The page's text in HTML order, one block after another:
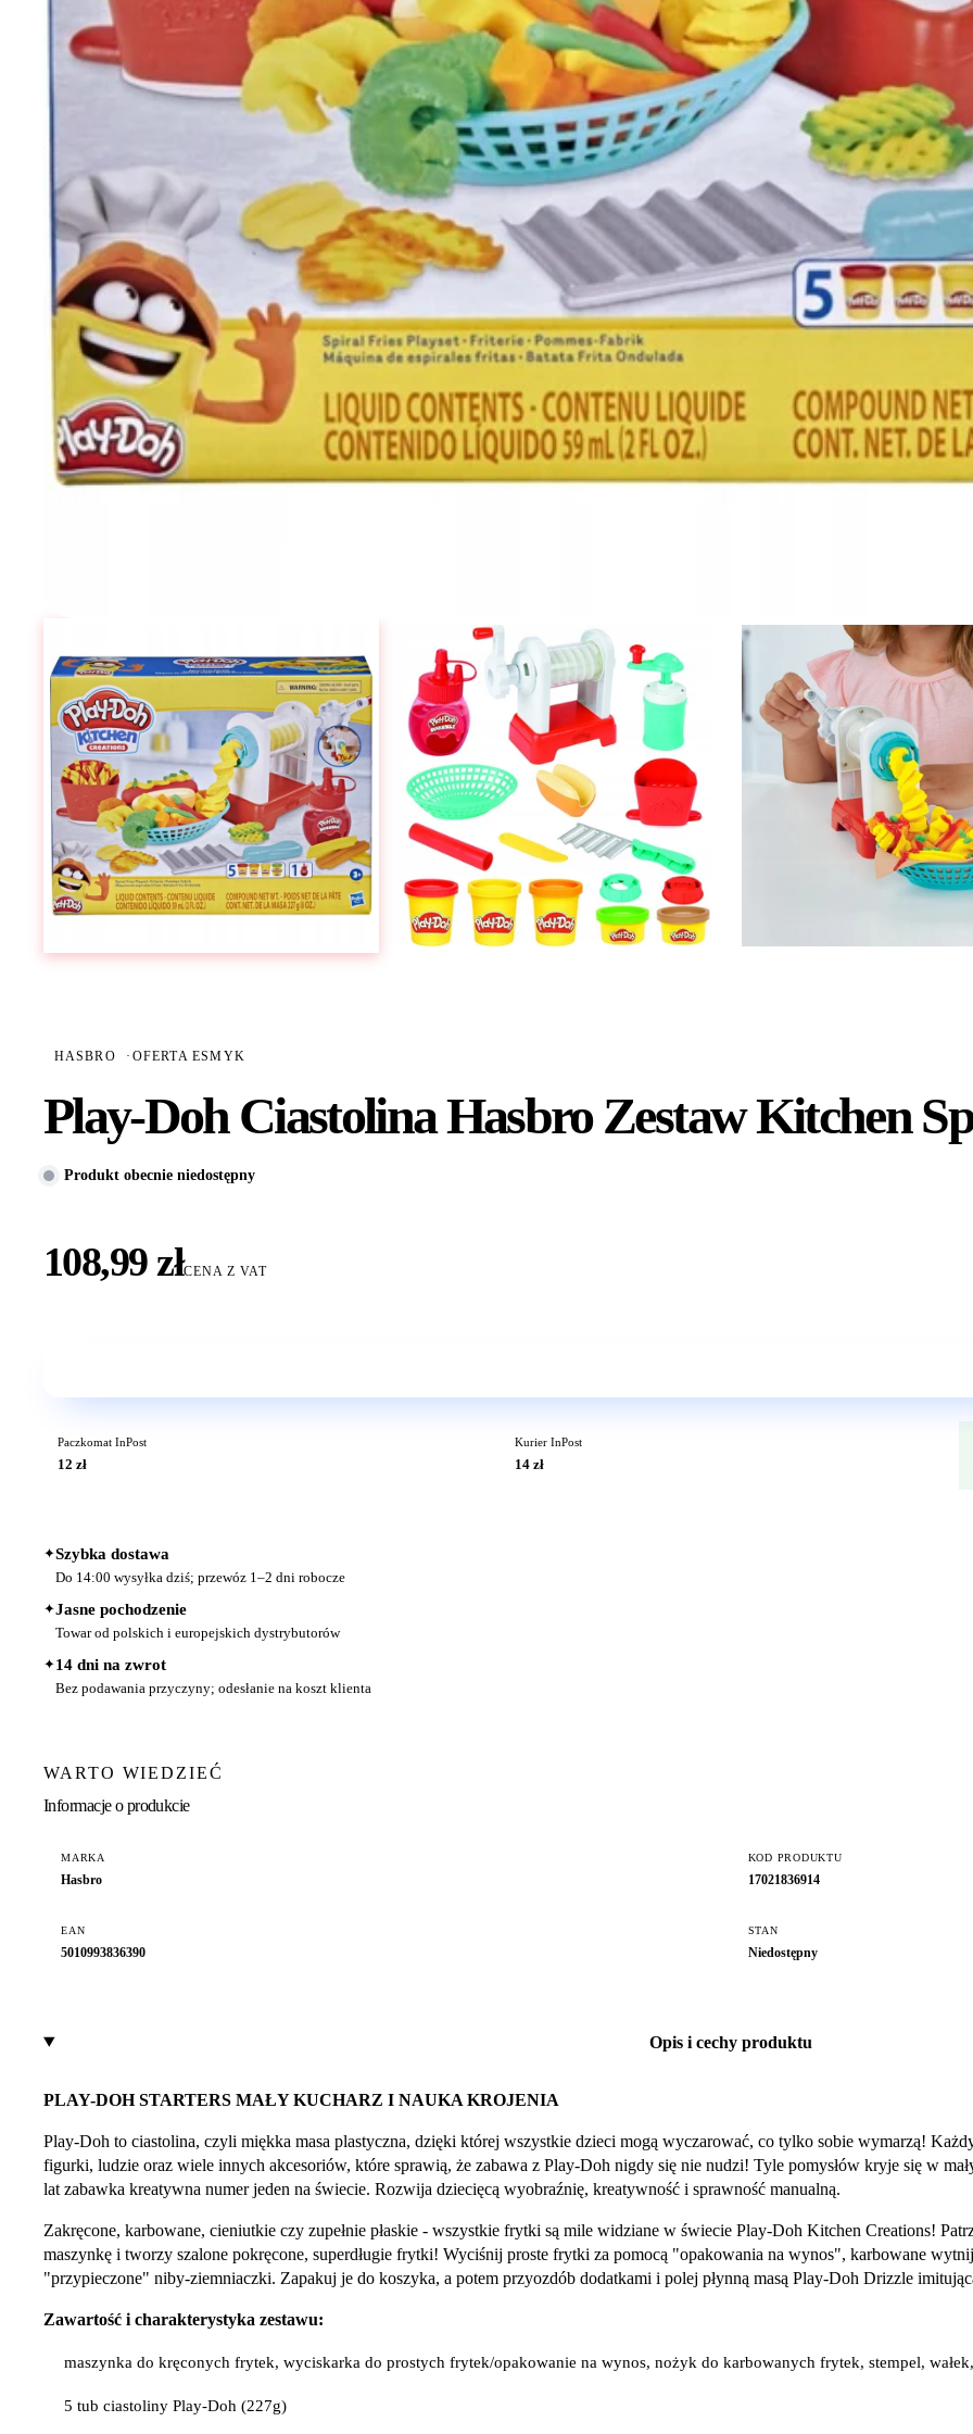
HASBRO · OFERTA ESMYK
Play-Doh Ciastolina Hasbro Zestaw Kitchen
Produkt obecnie niedostępny
108,99 złCENA Z VAT
Paczkomat InPost
12 zł
Kurier InPost
14 zł
✦Szybka dostawa
Do 14:00 wysyłka dziś; przewóz 1–2 dni robocze
✦Jasne pochodzenie
Towar od polskich i europejskich dystrybutorów
✦14 dni na zwrot
Bez podawania przyczyny; odesłanie na koszt klienta
WARTO WIEDZIEĆ
Informacje o produkcie
MARKA
Hasbro
KOD PRODUKTU
17021836914
EAN
5010993836390
STAN
Niedostępny
Opis i cechy produktu
PLAY-DOH STARTERS MAŁY KUCHARZ I NAUKA KROJENIA
Play-Doh to ciastolina, czyli miękka masa plastyczna, dzięki której wszystkie dzieci mogą wyczarować, co tylko sobie wymarzą!
figurki, ludzie oraz wiele innych akcesoriów, które sprawią, że zabawa z Play-Doh nigdy się nie nudzi! Tyle pomysłów kryje się w
lat zabawka kreatywna numer jeden na świecie. Rozwija dziecięcą wyobraźnię, kreatywność i sprawność manualną.
Zakręcone, karbowane, cieniutkie czy zupełnie płaskie - wszystkie frytki są mile widziane w świecie Play-Doh Kitchen Creations!
maszynkę i tworzy szalone pokręcone, superdługie frytki! Wyciśnij proste frytki za pomocą "opakowania na wynos", karbowane
"przypieczone" niby-ziemniaczki. Zapakuj je do koszyka, a potem przyozdób dodatkami i polej płynną masą Play-Doh Drizzle
Zawartość i charakterystyka zestawu:
maszynka do kręconych frytek, wyciskarka do prostych frytek/opakowanie na wynos, nożyk do karbowanych frytek, stempel,
5 tub ciastoliny Play-Doh (227g)